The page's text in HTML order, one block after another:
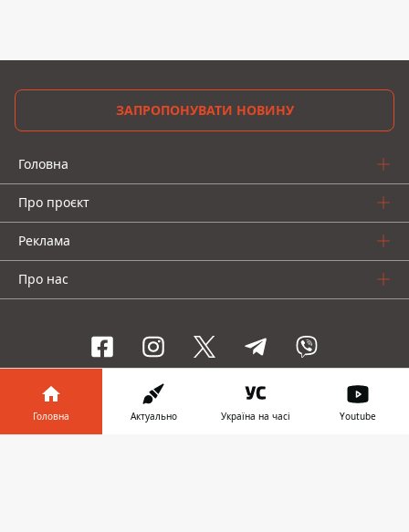
ЗАПРОПОНУВАТИ НОВИНУ
Головна
Про проєкт
Реклама
Про нас
Інформатор проекти
Головна Актуально Україна на часі Youtube